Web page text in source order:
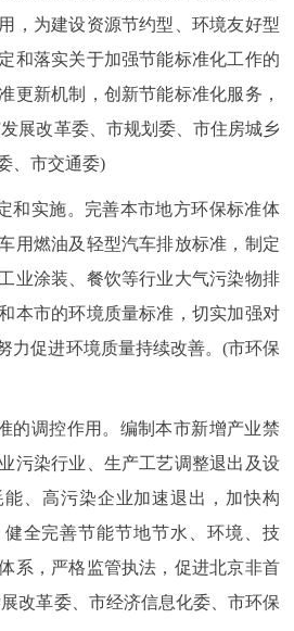
，为建设资源节约型、环境友好型
和落实关于加强节能标准化工作的
更新机制，创新节能标准化服务，
展改革委、市规划委、市住房城乡
、市交通委)
实施。完善本市地方环保标准体
用燃油及轻型汽车排放标准，制定
业涂装、餐饮等行业大气污染物排
本市的环境质量标准，切实加强对
力促进环境质量持续改善。(市环保
调控作用。编制本市新增产业禁
污染行业、生产工艺调整退出及设
、高污染企业加速退出，加快构
全完善节能节地节水、环境、技
系，严格监管执法，促进北京非首
改革委、市经济信息化委、市环保